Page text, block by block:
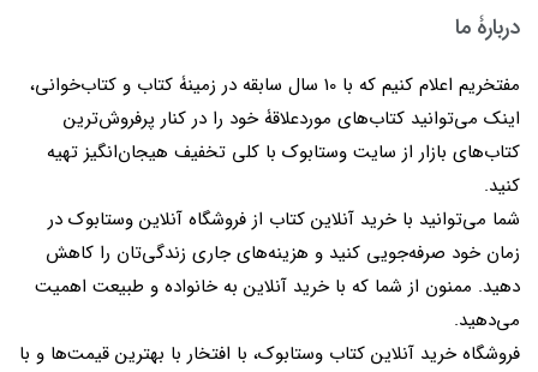
دربارۀ ما
مفتخریم اعلام کنیم که با 10 سال سابقه در زمینۀ کتاب و کتاب‌خوانی،
اینک می‌توانید کتاب‌های موردعلاقۀ خود را در کنار پرفروش‌ترین
کتاب‌های بازار از سایت وستابوک با کلی تخفیف هیجان‌انگیز تهیه
کنید.
شما می‌توانید با خرید آنلاین کتاب از فروشگاه آنلاین وستابوک در
زمان خود صرفه‌جویی کنید و هزینه‌های جاری زندگی‌تان را کاهش
دهید. ممنون از شما که با خرید آنلاین به خانواده و طبیعت اهمیت
می‌دهید.
فروشگاه خرید آنلاین کتاب وستابوک، با افتخار با بهترین قیمت‌ها و با